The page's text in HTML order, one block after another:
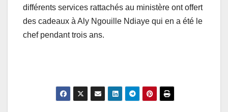
différents services rattachés au ministère ont offert
des cadeaux à Aly Ngouille Ndiaye qui en a été le
chef pendant trois ans.